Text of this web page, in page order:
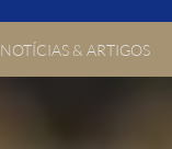
NOTÍCIAS & ARTIGOS